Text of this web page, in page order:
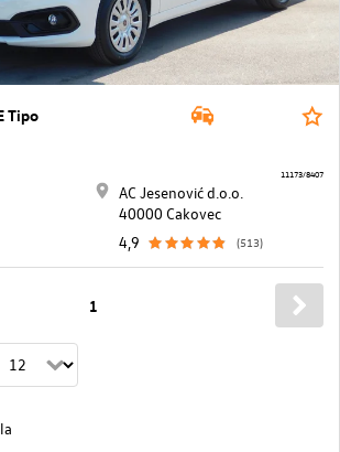
Tipo
AC Jesenović d.o.o.
40000 Cakovec
4,9
(513)
11173/8407
1